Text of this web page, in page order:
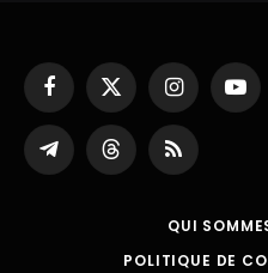
Facebook
X
(Twitter)
Instagram
Partager
sur
ThreadsRSS
QUI
POLITIQUE DE